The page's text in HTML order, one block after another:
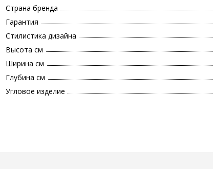
Страна бренда
Гарантия
Стилистика дизайна
Высота см
Ширина см
Глубина см
Угловое изделие